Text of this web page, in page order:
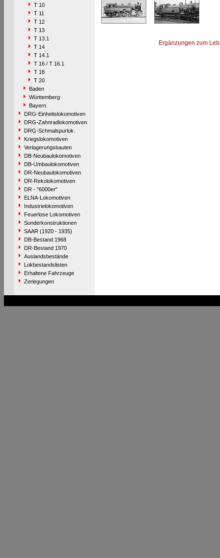
T 10
T 11
T 12
T 13
T 13.1
T 14
T 14.1
T 16 / T 16.1
T 18
T 20
Baden
Württemberg
Bayern
DRG-Einheitslokomotiven
DRG-Zahnradlokomotiven
DRG-Schmalspurlok.
Kriegslokomotiven
Verlagerungsbauten
DB-Neubaulokomotiven
DB-Umbaulokomotiven
DR-Neubaulokomotiven
DR-Rekolokomotiven
DR - "6000er"
ELNA-Lokomotiven
Industrielokomotiven
Feuerlose Lokomotiven
Sonderkonstruktionen
SAAR (1920 - 1935)
DB-Bestand 1968
DR-Bestand 1970
Auslandsbestände
Lokbestandslisten
Erhaltene Fahrzeuge
Zerlegungen
Ergänzungen zum